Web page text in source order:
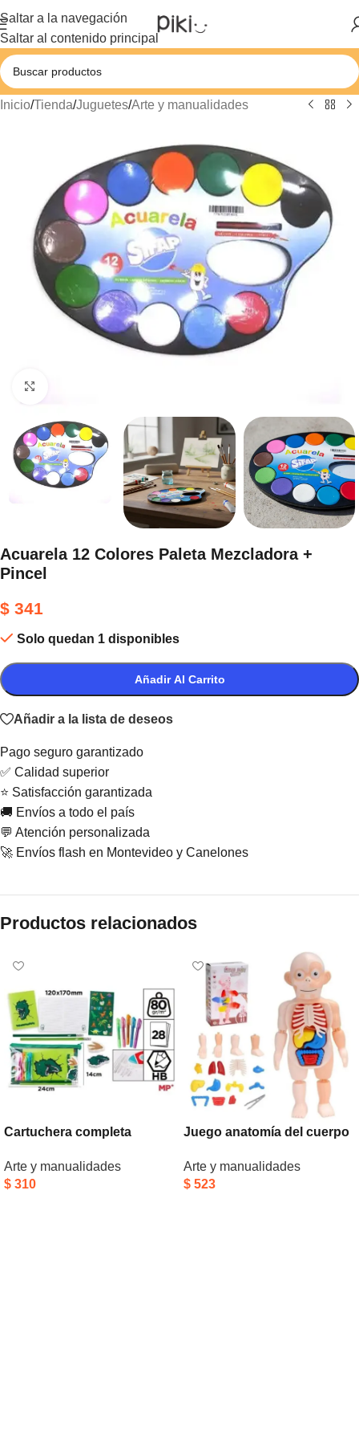
Saltar a la navegación
Saltar al contenido principal
Inicio/Tienda/Juguetes/Arte y manualidades
Acuarela 12 Colores Paleta Mezcladora +
Pincel
$ 341
Solo quedan 1 disponibles
Añadir Al Carrito
Añadir a la lista de deseos
Pago seguro garantizado
✅ Calidad superior
⭐ Satisfacción garantizada
🚚 Envíos a todo el país
💬 Atención personalizada
🚀 Envíos flash en Montevideo y Canelones
Productos relacionados
Cartuchera completa
Arte y manualidades
$ 310
Juego anatomía del cuerpo
Arte y manualidades
$ 523